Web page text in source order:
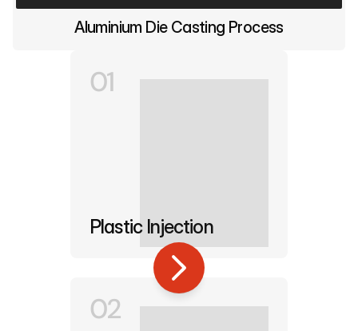
Aluminium Die Casting Process
01
Plastic Injection
02